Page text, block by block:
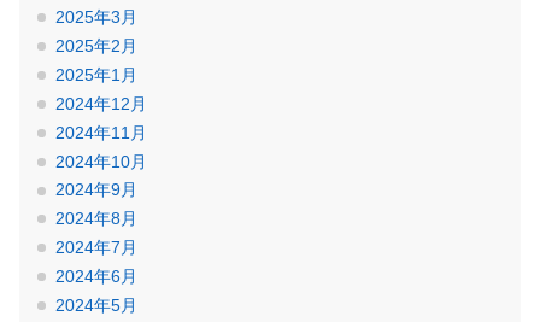
2025年3月
2025年2月
2025年1月
2024年12月
2024年11月
2024年10月
2024年9月
2024年8月
2024年7月
2024年6月
2024年5月